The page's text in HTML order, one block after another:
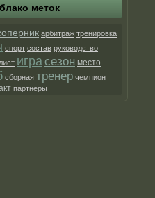
меток
арбитраж тренировка
спорт состав руководство
играсезон место
сборная тренер чемпион
партнеры